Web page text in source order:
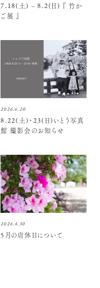
7.18(土) – 8.2(日) 『 竹か
ご展 』
2026.6.20
8.22(土)・23(日)いとう写真
館 撮影会のお知らせ
2026.4.30
5月の店休日について